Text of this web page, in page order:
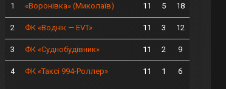
1 «Воронівка» (Миколаїв) 11 5 18
2 ФК «Воднік — EVT» 11 3 12
3 ФК «Суднобудівник» 11 2 9
4 ФК «Таксі 994-Роллер» 11 1 6